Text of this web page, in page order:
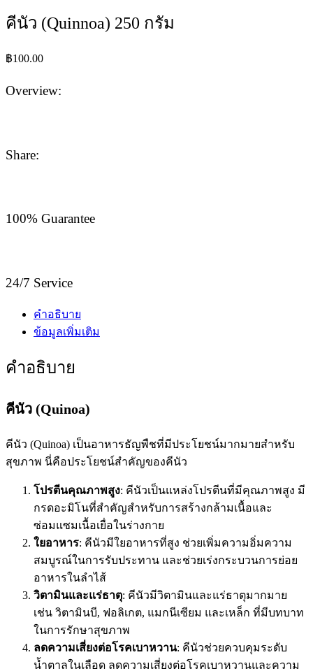
คีนัว (Quinnoa) 250 กรัม
฿100.00
Overview:
Share:
100% Guarantee
24/7 Service
คำอธิบาย
ข้อมูลเพิ่มเติม
คำอธิบาย
คีนัว (Quinoa)
คีนัว (Quinoa) เป็นอาหารธัญพืชที่มีประโยชน์มากมายสำหรับ
สุขภาพ นี่คือประโยชน์สำคัญของคีนัว
โปรตีนคุณภาพสูง: คีนัวเป็นแหล่งโปรตีนที่มีคุณภาพสูง มี
กรดอะมิโนที่สำคัญสำหรับการสร้างกล้ามเนื้อและ
ซ่อมแซมเนื้อเยื่อในร่างกาย
ใยอาหาร: คีนัวมีใยอาหารที่สูง ช่วยเพิ่มความอิ่มความ
สมบูรณ์ในการรับประทาน และช่วยเร่งกระบวนการย่อย
อาหารในลำไส้
วิตามินและแร่ธาตุ: คีนัวมีวิตามินและแร่ธาตุมากมาย
เช่น วิตามินบี, ฟอลิเกต, แมกนีเซียม และเหล็ก ที่มีบทบาท
ในการรักษาสุขภาพ
ลดความเสี่ยงต่อโรคเบาหวาน: คีนัวช่วยควบคุมระดับ
น้ำตาลในเลือด ลดความเสี่ยงต่อโรคเบาหวานและความ